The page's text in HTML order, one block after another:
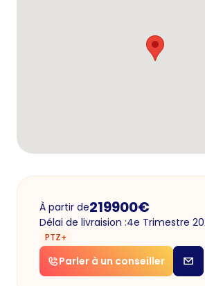
À partir de219900€
Délai de livraision :4e Trimestre
PTZ+
Parler à un conseiller